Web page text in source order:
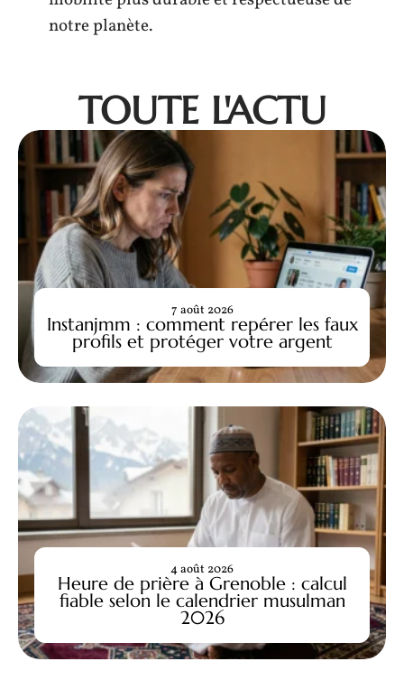
notre planète.
TOUTE L'ACTU
Instanjmm : comment repérer les faux
profils et protéger votre argent
7 août 2026
Heure de prière à Grenoble : calcul
fiable selon le calendrier musulman
2026
4 août 2026